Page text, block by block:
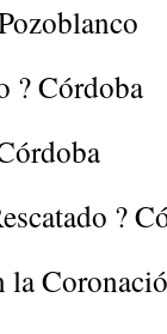
? Córdoba
?